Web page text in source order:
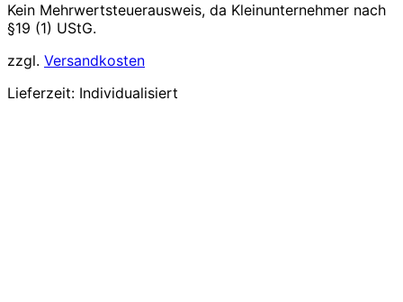
Kein Mehrwertsteuerausweis, da Kleinunternehmer nach
§19 (1) UStG.
zzgl. Versandkosten
Lieferzeit: Individualisiert